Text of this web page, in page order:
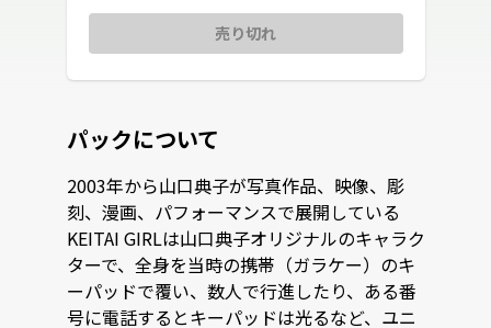
売り切れ
パックについて
2003年から山口典子が写真作品、映像、彫
刻、漫画、パフォーマンスで展開している
KEITAI GIRLは山口典子オリジナルのキャラク
ターで、全身を当時の携帯（ガラケー）のキ
ーパッドで覆い、数人で行進したり、ある番
号に電話するとキーパッドは光るなど、ユニ